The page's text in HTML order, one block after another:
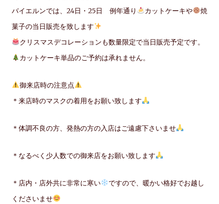
バイエルンでは、24日・25日 例年通り
カットケーキや
焼
菓子の当日販売を致します
クリスマスデコレーションも数量限定で当日販売予定です。
カットケーキ単品のご予約は承れません。
御来店時の注意点
＊来店時のマスクの着用をお願い致します
＊体調不良の方、発熱の方の入店はご遠慮下さいませ
＊なるべく少人数での御来店をお願い致します
＊店内・店外共に非常に寒い
ですので、暖かい格好でお越し
くださいませ